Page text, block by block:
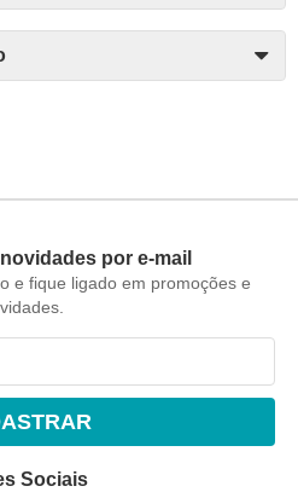
por e-mail
e fique ligado em promoções e
Sociais